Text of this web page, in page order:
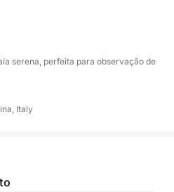
em um restaurante à
trazer sua própria comida a
serena, perfeita para observação de
Italy